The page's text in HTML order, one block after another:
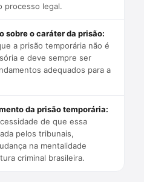
processo legal.
sobre o caráter da prisão:
a prisão temporária não é
e deve sempre ser
adequados para a
da prisão temporária:
de que essa
pelos tribunais,
na mentalidade
criminal brasileira.